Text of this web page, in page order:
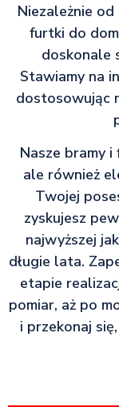
Niezależnie
furtki do
doskonale
Stawiamy na
dostosowując
Nasze bramy
ale również
Twojej
zyskujesz
najwyższej
długie lata.
etapie
pomiar, aż po
i przekonaj